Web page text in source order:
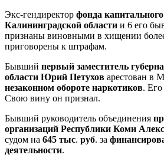
Экс-гендиректор фонда
Калининградской области и 6 его
признаны виновными в хищении
приговорены к штрафам.
Бывший первый заместитель
области Юрий Петухов арестован в
незаконном обороте наркотиков.
Свою вину он признал.
Бывший руководитель объединения
организаций Республики Коми
судом на 645 тыс. руб. за
деятельности.